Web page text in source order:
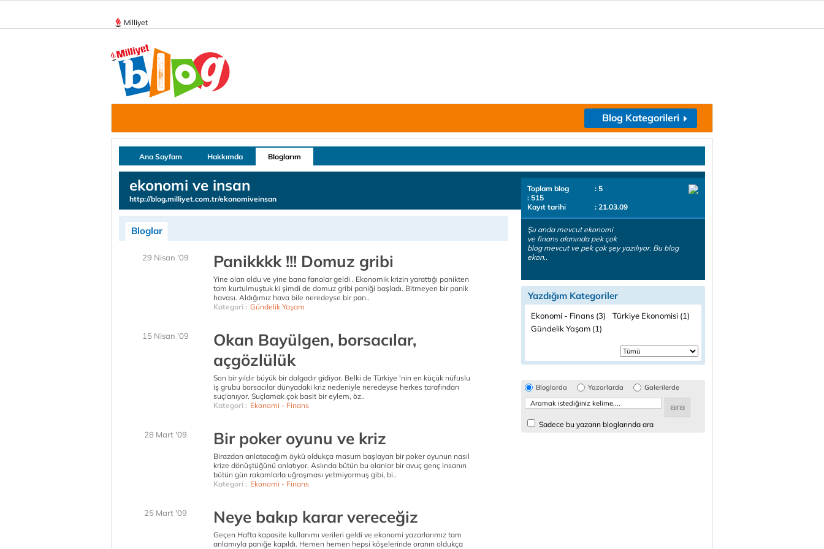
Milliyet
Blog Kategorileri
Ana Sayfam Hakkımda Bloglarım
ekonomi ve insan
http://blog.milliyet.com.tr/ekonomiveinsan
Bloglar
29 Nisan '09 Panikkkk !!! Domuz gribi
Yine olan oldu ve yine bana fanalar geldi . Ekonomik krizin yarattığı panikten
tam kurtulmuştuk ki şimdi de domuz gribi paniği başladı. Bitmeyen bir panik
havası. Aldığımız hava bile neredeyse bir pan..
Kategori : Gündelik Yaşam
15 Nisan '09
Okan Bayülgen, borsacılar,
açgözlülük
Son bir yıldır büyük bir dalgadır gidiyor. Belki de Türkiye 'nin en küçük nüfuslu
iş grubu borsacılar dünyadaki kriz nedeniyle neredeyse herkes tarafından
suçlanıyor. Suçlamak çok basit bir eylem, öz..
Kategori : Ekonomi - Finans
28 Mart '09 Bir poker oyunu ve kriz
Birazdan anlatacağım öykü oldukça masum başlayan bir poker oyunun nasıl
krize dönüştüğünü anlatıyor. Aslında bütün bu olanlar bir avuç genç insanın
bütün gün rakamlarla uğraşması yetmiyormuş gibi, bi..
Kategori : Ekonomi - Finans
25 Mart '09 Neye bakıp karar vereceğiz
Geçen Hafta kapasite kullanımı verileri geldi ve ekonomi yazarlarımız tam
anlamıyla paniğe kapıldı. Hemen hemen hepsi köşelerinde oranın oldukça
Toplam blog
: 5
: 515
Kayıt tarihi
: 21.03.09
Şu anda mevcut ekonomi
ve finans alanında pek çok
blog mevcut ve pek çok şey yazılıyor. Bu blog
ekon..
Yazdığım Kategoriler
Ekonomi - Finans (3)
Türkiye Ekonomisi (1)
Gündelik Yaşam (1)
Bloglarda Yazarlarda Galerilerde
Sadece bu yazarın bloglarında ara